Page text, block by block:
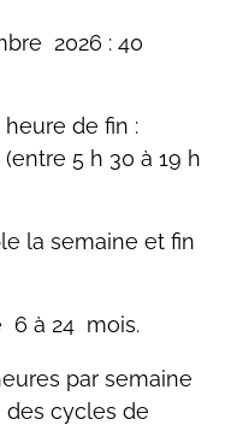
2026 : 40
de fin :
5 h 30 à 19 h
la semaine et fin
6 à 24 mois.
par semaine
cycles de